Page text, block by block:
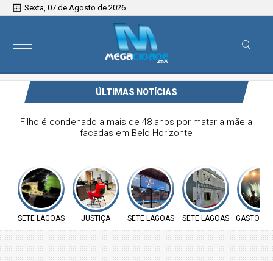
Sexta, 07 de Agosto de 2026
ÚLTIMAS NOTÍCIAS
Filho é condenado a mais de 48 anos por matar a mãe a
facadas em Belo Horizonte
SETE LAGOAS JUSTIÇA SETE LAGOAS SETE LAGOAS GASTOS